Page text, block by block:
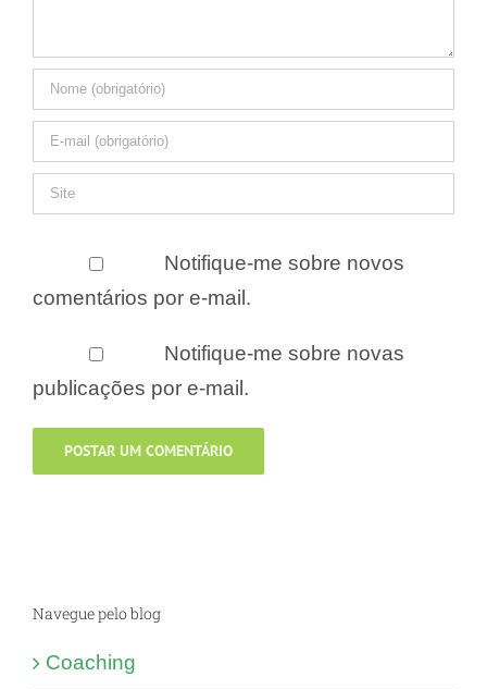
Notifique-me sobre novos
comentários por e-mail.
Notifique-me sobre novas
publicações por e-mail.
Navegue pelo blog
Coaching